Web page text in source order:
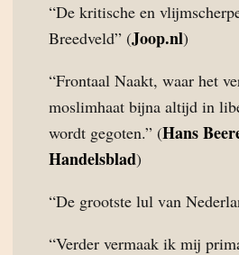
“De kritische en
Breedveld” (Joop.nl)
“Frontaal Naakt, waar het
moslimhaat bijna altijd in
wordt gegoten.” (Hans
Handelsblad)
“De grootste lul van
“Verder vermaak ik mij